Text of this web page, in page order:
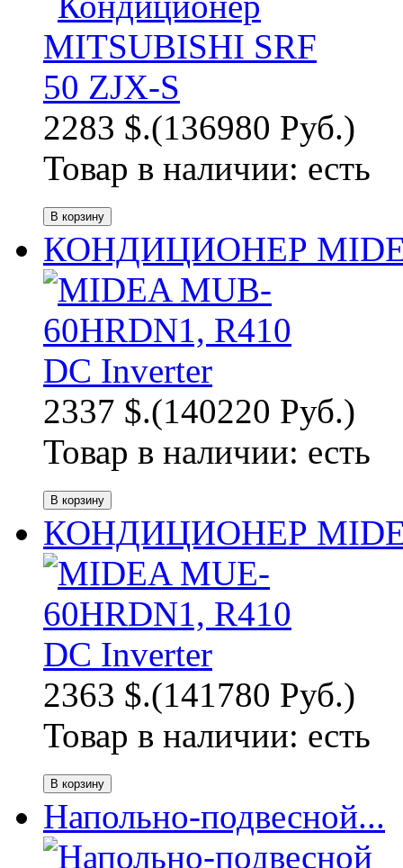
2283 $.(136980 Руб.)
Товар в наличии: есть
КОНДИЦИОНЕР
2337 $.(140220 Руб.)
Товар в наличии: есть
КОНДИЦИОНЕР
2363 $.(141780 Руб.)
Товар в наличии: есть
Напольно-подвесной...